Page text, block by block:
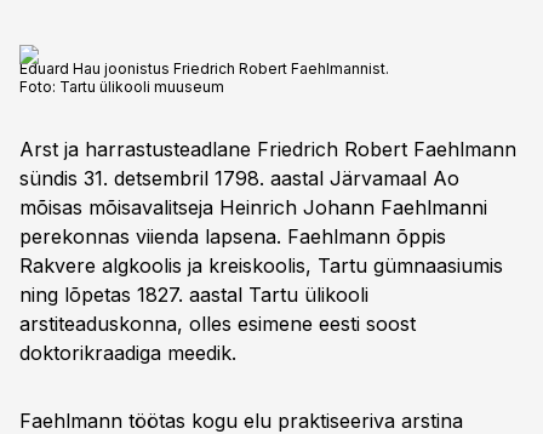
Eduard Hau joonistus Friedrich Robert Faehlmannist.
Foto: Tartu ülikooli muuseum
Arst ja harrastusteadlane Friedrich Robert Faehlmann
sündis 31. detsembril 1798. aastal Järvamaal Ao
mõisas mõisavalitseja Heinrich Johann Faehlmanni
perekonnas viienda lapsena. Faehlmann õppis
Rakvere algkoolis ja kreiskoolis, Tartu gümnaasiumis
ning lõpetas 1827. aastal Tartu ülikooli
arstiteaduskonna, olles esimene eesti soost
doktorikraadiga meedik.
Faehlmann töötas kogu elu praktiseeriva arstina